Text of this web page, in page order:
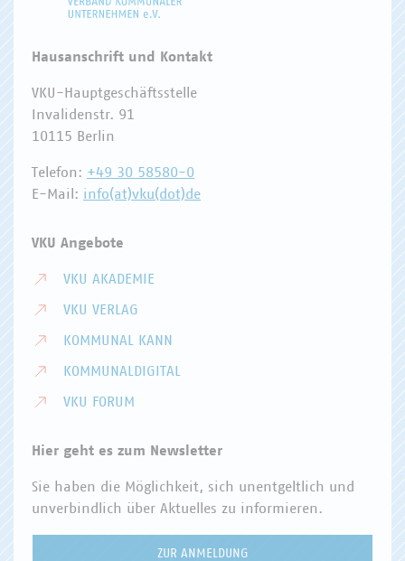
Hausanschrift und Kontakt
VKU-Hauptgeschäftsstelle
Invalidenstr. 91
10115 Berlin
Telefon: +49 30 58580-0
E-Mail: info(at)vku(dot)de
VKU Angebote
VKU AKADEMIE
VKU VERLAG
KOMMUNAL KANN
KOMMUNALDIGITAL
VKU FORUM
Hier geht es zum Newsletter
Sie haben die Möglichkeit, sich unentgeltlich und
unverbindlich über Aktuelles zu informieren.
ZUR ANMELDUNG